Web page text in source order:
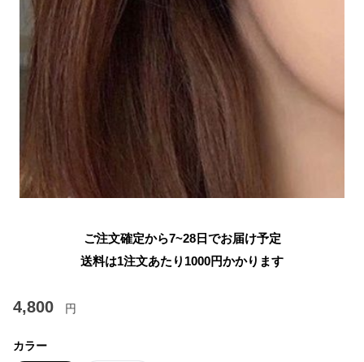
ご注文確定から7~28日でお届け予定
送料は1注文あたり 1000円かかります
4,800 円
カラー